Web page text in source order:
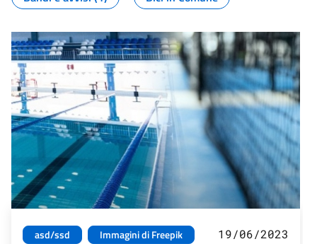
asd/ssd Immagini di Freepik 19/06/2023